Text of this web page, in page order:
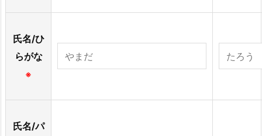
氏名/ひ
らがな
※
氏名/パ